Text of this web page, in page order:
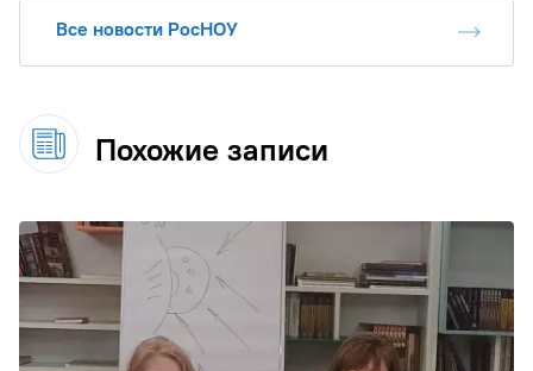
Все новости РосНОУ
Похожие записи